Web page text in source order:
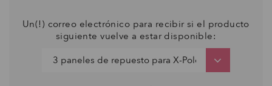
Un(!) correo electrónico para recibir si el producto
siguiente vuelve a estar disponible: